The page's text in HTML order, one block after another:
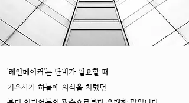
'레인메이커'는 단비가 필요할 때
기우사가 하늘에 의식을 치렀던